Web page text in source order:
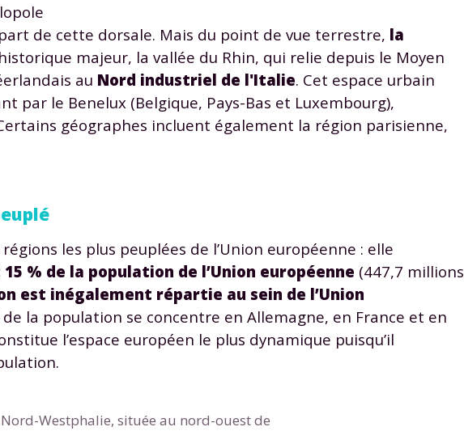
de cette dorsale. Mais du point de vue terrestre, la
majeur, la vallée du Rhin, qui relie depuis le Moyen
au Nord industriel de l'Italie. Cet espace urbain
par le Benelux (Belgique, Pays-Bas et Luxembourg),
Certains géographes incluent également la région parisienne,
les plus peuplées de l’Union européenne : elle
% de la population de l’Union européenne (447,7 millions
est inégalement répartie au sein de l’Union
la population se concentre en Allemagne, en France et en
l’espace européen le plus dynamique puisqu’il
Westphalie, située au nord-ouest de
de cours et vidéos
corrigés,
de révisions
espace dédié aux
pour suivre les
du CP à la Terminale
Des profs expérimentés
disponibles à la demande
par tchat, audio ou vidéo
d'accès sera envoyé à cette adresse e-mail. En renseignant votre e-mail, vous
que vos données à caractère personnel soient traitées par SEJER, sous la
Pour en savoir plus sur la gestion de vos données personnelles et pour exercer
pouvez consulternotre charte.
de recevoir les actualités et des communications de la
de myMaxicours.
e-mail sera exclusivement utilisée pour vous envoyer notre
personnelles et pour exercer vos droits, vous pouvez consulter